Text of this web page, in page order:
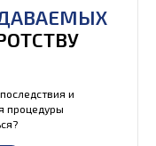
и
процедуры